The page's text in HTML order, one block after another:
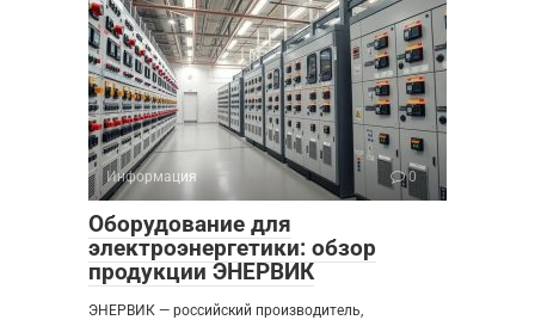
Информация 0
Оборудование для
электроэнергетики: обзор
продукции ЭНЕРВИК
ЭНЕРВИК — российский производитель,